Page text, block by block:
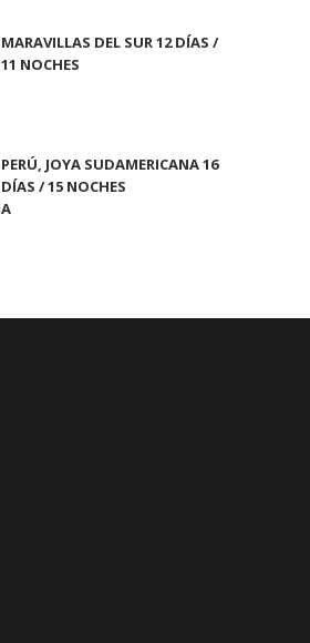
MARAVILLAS DEL SUR 12 DÍAS /
11 NOCHES
PERÚ, JOYA SUDAMERICANA 16
DÍAS / 15 NOCHES